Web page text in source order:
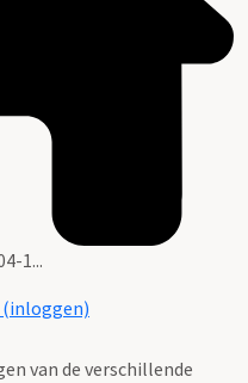
1...
(inloggen)
van de verschillende